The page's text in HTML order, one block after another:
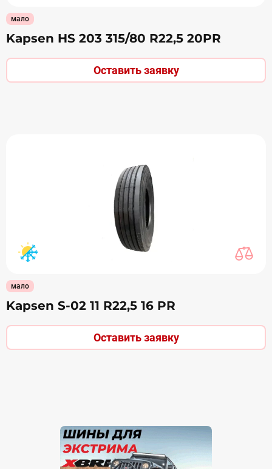
мало
Kapsen HS 203 315/80 R22,5 20PR
Оставить заявку
мало
Kapsen S-02 11 R22,5 16 PR
Оставить заявку